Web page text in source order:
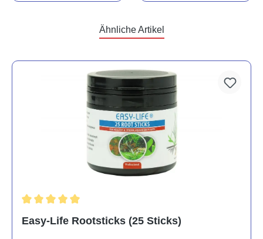
Ähnliche Artikel
Easy-Life Rootsticks (25 Sticks)